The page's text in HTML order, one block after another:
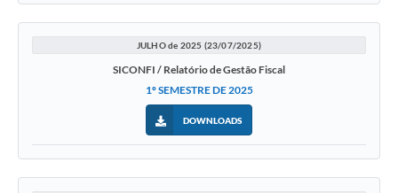
JULHO de 2025 (23/07/2025)
SICONFI / Relatório de Gestão Fiscal
1º SEMESTRE DE 2025
DOWNLOADS